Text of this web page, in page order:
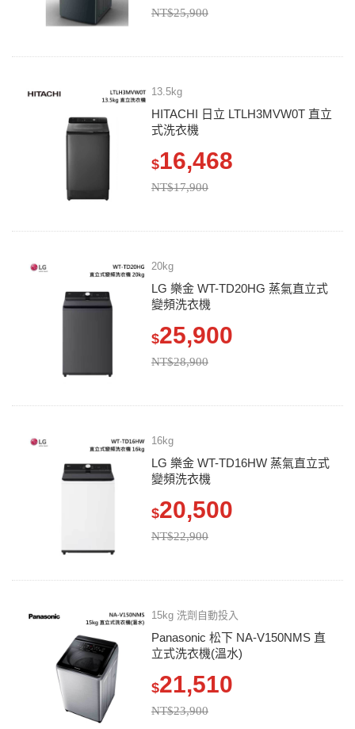
NT$25,900
13.5kg
HITACHI 日立 LTLH3MVW0T 直立
式洗衣機
$16,468
NT$17,900
20kg
LG 樂金 WT-TD20HG 蒸氣直立式
變頻洗衣機
$25,900
NT$28,900
16kg
LG 樂金 WT-TD16HW 蒸氣直立式
變頻洗衣機
$20,500
NT$22,900
15kg 洗劑自動投入
Panasonic 松下 NA-V150NMS 直
立式洗衣機(溫水)
$21,510
NT$23,900